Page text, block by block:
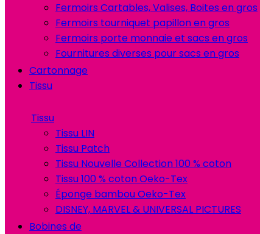
Fermoirs Cartables, Valises, Boites en gros
Fermoirs tourniquet papillon en gros
Fermoirs porte monnaie et sacs en gros
Fournitures diverses pour sacs en gros
Cartonnage
Tissu
Tissu
Tissu LIN
Tissu Patch
Tissu Nouvelle Collection 100 % coton
Tissu 100 % coton Oeko-Tex
Éponge bambou Oeko-Tex
DISNEY, MARVEL & UNIVERSAL PICTURES
Bobines de